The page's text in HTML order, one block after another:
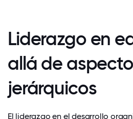
Liderazgo en
allá de
jerárquicos
El liderazgo en el desarrollo